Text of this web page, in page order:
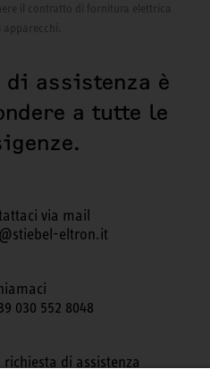
il contratto di fornitura elettrica
assistenza è
a tutte le
via mail
eltron.it
030 552 8048
di assistenza